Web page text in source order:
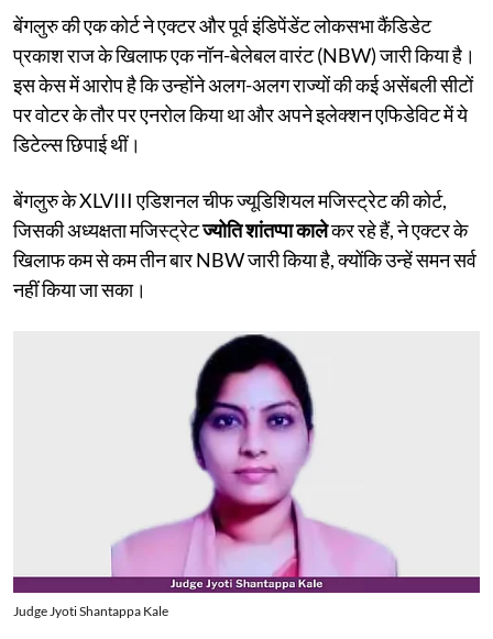
बेंगलुरु की एक कोर्ट ने एक्टर और पूर्व इंडिपेंडेंट लोकसभा कैंडिडेट
प्रकाश राज के खिलाफ एक नॉन-बेलेबल वारंट (NBW) जारी किया है।
इस केस में आरोप है कि उन्होंने अलग-अलग राज्यों की कई असेंबली सीटों
पर वोटर के तौर पर एनरोल किया था और अपने इलेक्शन एफिडेविट में ये
डिटेल्स छिपाई थीं।
बेंगलुरु के XLVIII एडिशनल चीफ ज्यूडिशियल मजिस्ट्रेट की कोर्ट,
जिसकी अध्यक्षता मजिस्ट्रेटज्योति शांतप्पा कालेकर रहे हैं, ने एक्टर के
खिलाफ कम से कम तीन बार NBW जारी किया है, क्योंकि उन्हें समन सर्व
नहीं किया जा सका।
Judge Jyoti Shantappa Kale